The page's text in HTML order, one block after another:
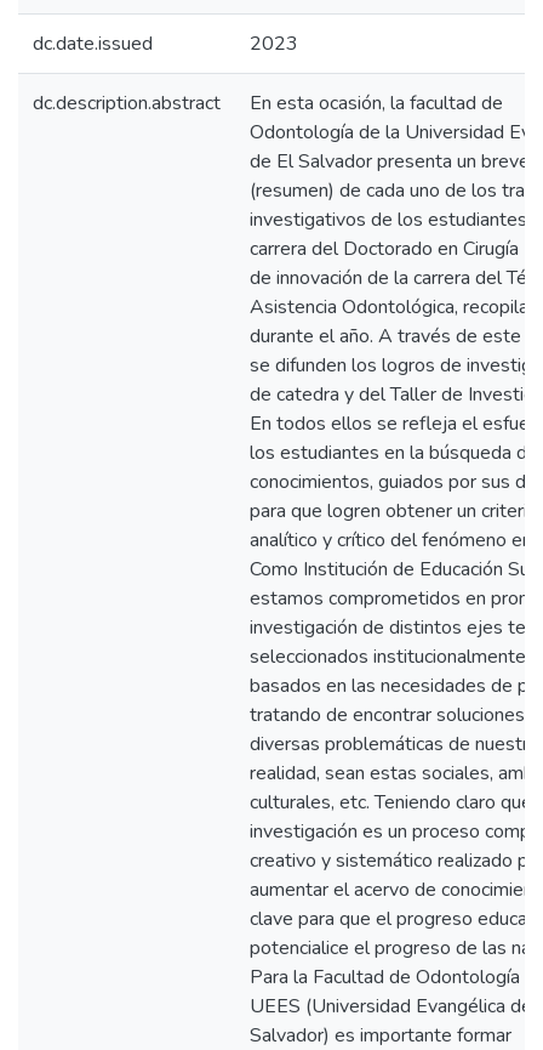
dc.date.issued 2023
dc.description.abstract
En esta ocasión, la facultad de
Odontología de la Universidad
de El Salvador presenta un breve
(resumen) de cada uno de los
investigativos de los estudiantes
carrera del Doctorado en Cirugía
de innovación de la carrera del
Asistencia Odontológica,
durante el año. A través de este
se difunden los logros de
de catedra y del Taller de
En todos ellos se refleja el
los estudiantes en la búsqueda
conocimientos, guiados por sus
para que logren obtener un criterio
analítico y crítico del fenómeno en
Como Institución de Educación
estamos comprometidos en
investigación de distintos ejes
seleccionados institucionalmente y
basados en las necesidades de
tratando de encontrar soluciones a
diversas problemáticas de nuestra
realidad, sean estas sociales,
culturales, etc. Teniendo claro que
investigación es un proceso
creativo y sistemático realizado
aumentar el acervo de
clave para que el progreso
potencialice el progreso de las
Para la Facultad de Odontología
UEES (Universidad Evangélica de
Salvador) es importante formar